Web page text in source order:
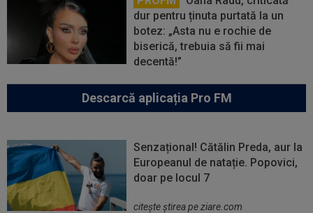
dur pentru ținuta purtată la un
botez: „Asta nu e rochie de
biserică, trebuia să fii mai
decentă!”
Descarcă aplicația Pro FM
Senzațional! Cătălin Preda, aur la
Europeanul de natație. Popovici,
doar pe locul 7
citeşte ştirea pe ziare.com